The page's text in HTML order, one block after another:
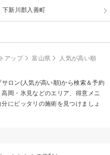
下新川郡入善町
アップ 富山県 人気が高い順
サロン(人気が高い順)から検索＆予約
岡・氷見などのエリア、得意メニ
にピッタリの施術を見つけましょ